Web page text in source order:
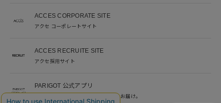
ACCES CORPORATE SITE
アクセ コーポレートサイト
ACCES RECRUITE SITE
アクセ採用サイト
PARIGOT 公式アプリ
新着情報を、プッシュ通知でいち早くお届け。